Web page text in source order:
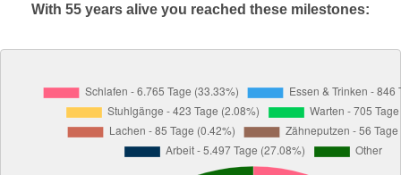
With 55 years alive you reached these milestones: